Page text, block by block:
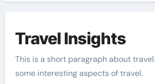
Travel Insights
This is a short paragraph about
some interesting aspects of travel.